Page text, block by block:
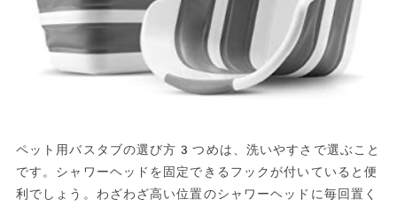
ペット用バスタブの選び方3つめは、洗いやすさで選ぶこと
です。シャワーヘッドを固定できるフックが付いていると便
利でしょう。わざわざ高い位置のシャワーヘッドに毎回置く